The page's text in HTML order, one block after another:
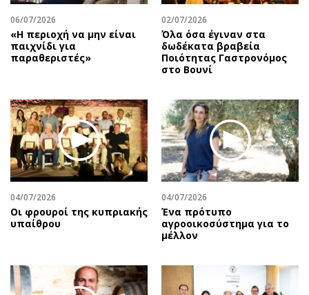
Πολιτισμός
Σινεμά
Θέατρο-Χορός
Μουσική
Βιβλίο
Χειρόγραφα
Εκπομπές
Wine routes
Podcasts
Uncut
Προσωπικότητες στην ''Κ''
Επιστολές
06/07/2026
«Η περιοχή να μην είναι
παιχνίδι για
παραθεριστές»
02/07/2026
Όλα όσα έγιναν στα
δωδέκατα βραβεία
Ποιότητας Γαστρονόμος
στο Βουνί
04/07/2026
Οι φρουροί της κυπριακής
υπαίθρου
04/07/2026
Ένα πρότυπο
αγροοικοσύστημα για το
μέλλον